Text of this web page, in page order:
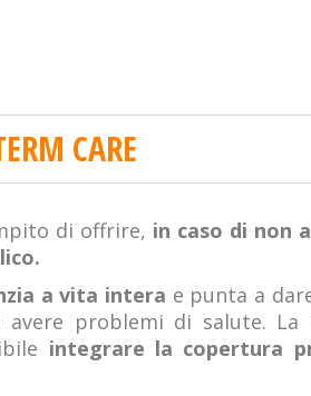
CARE
di offrire, in caso di non
a vita intera e punta a
problemi di salute.
integrare la copertura